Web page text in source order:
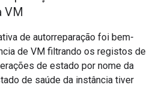
VM
de autorreparação foi bem-
de VM filtrando os registos de
de estado por nome da
de saúde da instância tiver